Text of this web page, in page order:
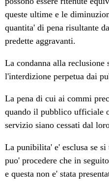
queste ultime e le
quantita' di pena risultante
predette aggravanti.
La condanna alla reclusione
l'interdizione perpetua dai
La pena di cui ai commi
quando il pubblico ufficiale
servizio siano cessati dal
La punibilita' e' esclusa se
puo' procedere che in
e questa non e' stata